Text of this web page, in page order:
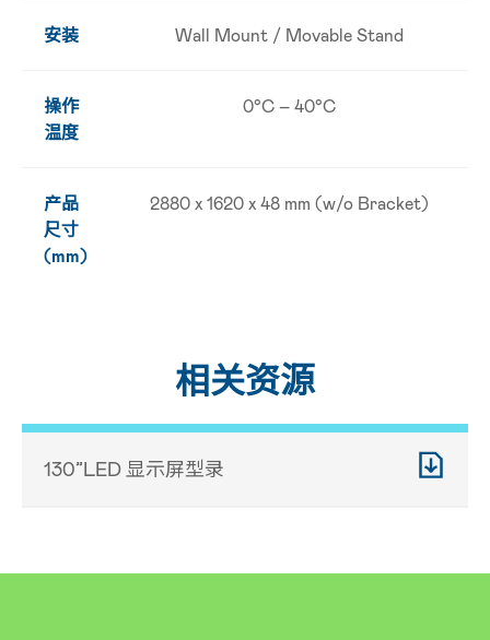
安装 Wall Mount / Movable Stand
操作
温度
0°C – 40°C
产品
尺寸
(mm)
2880 x 1620 x 48 mm (w/o Bracket)
相关资源
130”LED 显示屏型录